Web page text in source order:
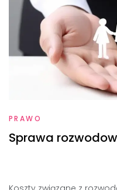
PRAWO
Sprawa